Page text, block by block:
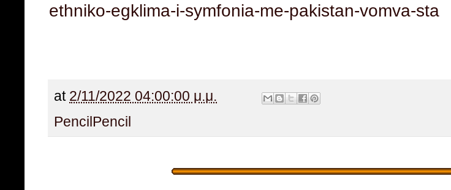
ethniko-egklima-i-symfonia-me-pakistan-vomva-sta
at 2/11/2022 04:00:00 μ.μ.
Pencil Pencil